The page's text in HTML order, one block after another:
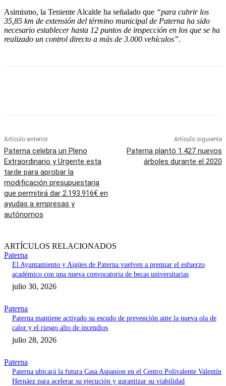
Asimismo, la Teniente Alcalde ha señalado que “para cubrir los
35,85 km de extensión del término municipal de Paterna ha sido
necesario establecer hasta 12 puntos de inspección en los que se ha
realizado un control directo a más de 3.000 vehículos”.
Artículo anterior
Paterna celebra un Pleno
Extraordinario y Urgente esta
tarde para aprobar la
modificación presupuestaria
que permitirá dar 2.193.916€ en
ayudas a empresas y
autónomos
Artículo siguiente
Paterna plantó 1.427 nuevos
árboles durante el 2020
ARTÍCULOS RELACIONADOS
Paterna
El Ayuntamiento y Aigües de Paterna vuelven a premiar el esfuerzo
académico con una nueva convocatoria de becas universitarias
julio 30, 2026
Paterna
Paterna mantiene activado su escudo de prevención ante la nueva ola de
calor y el riesgo alto de incendios
julio 28, 2026
Paterna
Paterna ubicará la futura Casa Aspanion en el Centro Polivalente Valentín
Hernáez para acelerar su ejecución y garantizar su viabilidad